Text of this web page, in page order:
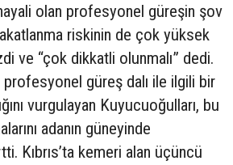
olan profesyonel güreşin şov
sakatlanma riskinin de çok yüksek
ve “çok dikkatli olunmalı” dedi.
profesyonel güreş dalı ile ilgili bir
vurgulayan Kuyucuoğulları, bu
adanın güneyinde
Kıbrıs’ta kemeri alan üçüncü